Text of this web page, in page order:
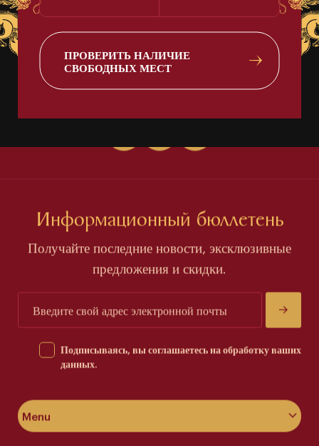
ПРОВЕРИТЬ НАЛИЧИЕ
СВОБОДНЫХ МЕСТ
Menu
Информационный бюллетень
Получайте последние новости, эксклюзивные
предложения и скидки.
Подписываясь, вы соглашаетесь на обработку ваших
данных.